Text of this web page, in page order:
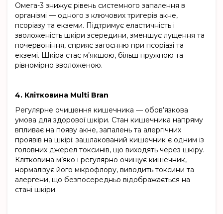
Омега-3 знижує рівень системного запалення в
організмі — одного з ключових тригерів акне,
псоріазу та екземи. Підтримує еластичність і
зволоженість шкіри зсередини, зменшує лущення та
почервоніння, сприяє загоєнню при псоріазі та
екземі. Шкіра стає м’якшою, більш пружною та
рівномірно зволоженою.
4. Клітковина Multi Bran
Регулярне очищення кишечника — обов’язкова
умова для здорової шкіри. Стан кишечника напряму
впливає на появу акне, запалень та алергічних
проявів на шкірі: зашлакований кишечник є одним із
головних джерел токсинів, що виходять через шкіру.
Клітковина м’яко і регулярно очищує кишечник,
нормалізує його мікрофлору, виводить токсини та
алергени, що безпосередньо відображається на
стані шкіри.